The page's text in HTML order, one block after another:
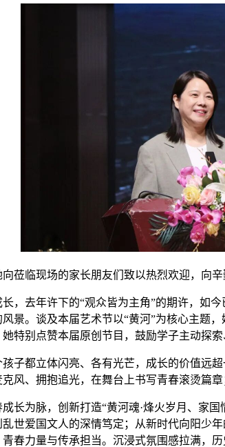
莅临现场的家长朋友们致以热烈欢迎，向
，去年许下的“观众皆为主角”的期许，如
景。谈及本届艺术节以“黄河”为核心主题
特别点赞本届原创节目，鼓励学子主动探
子都立体闪亮、各有光芒，成长的价值远
风、拥抱追光，在舞台上书写青春滚烫篇
长为脉，创新打造“黄河魂·烽火岁月、家
世爱国文人的深情笃定；从新时代向阳
春力量与传承担当。沉浸式氛围感拉满，历